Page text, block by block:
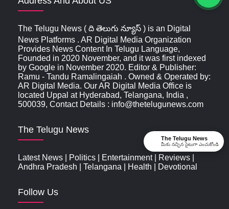
The Telugu News ( ది తెలుగు న్యూస్‌ ) is an Digital
News Platforms . AR Digital Media Organization
Provides News Content In Telugu Language,
Founded in 2020 November, and it was first indexed
by Google in November 2020. Editor & Publisher:
Ramu - Tandu Ramalingaiah . Owned & Operated by:
AR Digital Media. Our AR Digital Media Office is
located Uppal at Hyderabad, Telangana, India ,
500039, Contact Details : info@thetelugunews.com
The Telugu News
Latest News Politics Entertainment| Reviews
Andhra Pradesh
Telangana Health Devotional
Follow Us
The Telugu News
మీకు నచ్చిన సైటుగా ఎంచుకోండి